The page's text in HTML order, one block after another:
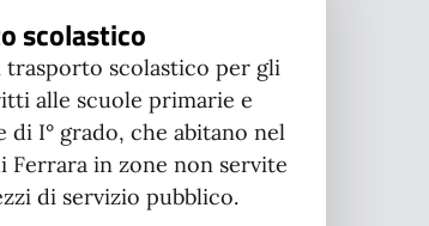
scolastico
trasporto scolastico per gli
alle scuole primarie e
di I° grado, che abitano nel
Ferrara in zone non servite
di servizio pubblico.